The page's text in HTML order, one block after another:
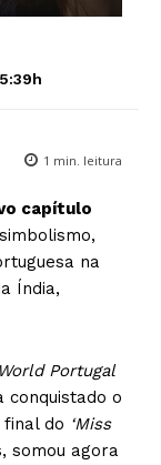
1 min. leitura
capítulo
na
Índia,
Portugal
conquistado o
do ‘Miss
somou agora